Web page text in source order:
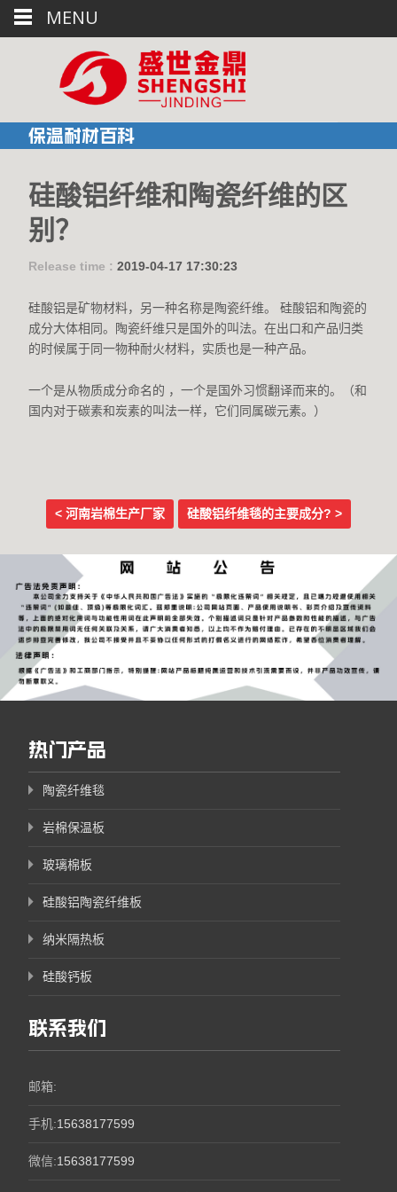
保温耐材百科
硅酸铝纤维和陶瓷纤维的区
别？
Release time : 2019-04-17 17:30:23
硅酸铝是矿物材料，另一种名称是陶瓷纤维。 硅酸铝和陶瓷的
成分大体相同。陶瓷纤维只是国外的叫法。在出口和产品归类
的时候属于同一物种耐火材料，实质也是一种产品。
一个是从物质成分命名的 ，一个是国外习惯翻译而来的。（和
国内对于碳素和炭素的叫法一样，它们同属碳元素。）
Post navigation
< 河南岩棉生产厂家 硅酸铝纤维毯的主要成分? >
热门产品
陶瓷纤维毯
岩棉保温板
玻璃棉板
硅酸铝陶瓷纤维板
纳米隔热板
硅酸钙板
联系我们
邮箱:
手机:15638177599
微信:15638177599
MENU